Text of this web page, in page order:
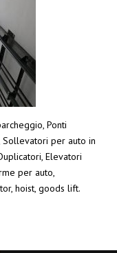
Ponti
per auto in
Elevatori
per auto,
hoist, goods lift.